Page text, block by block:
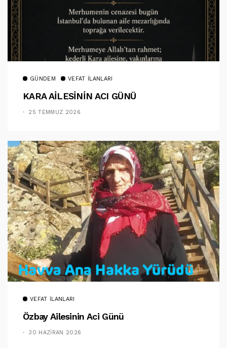
GÜNDEM VEFAT İLANLARI
KARA AİLESİNİN ACI GÜNÜ
25 TEMMUZ 2026
VEFAT İLANLARI
Özbay Ailesinin Aci Günü
30 HAZIRAN 2026